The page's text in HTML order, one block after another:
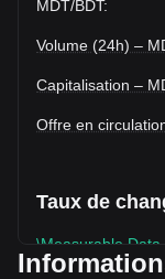
MDT/BDT:
Volume (24h) –
Capitalisation –
Offre en
Taux de
\Measurable Data
cette semaine.